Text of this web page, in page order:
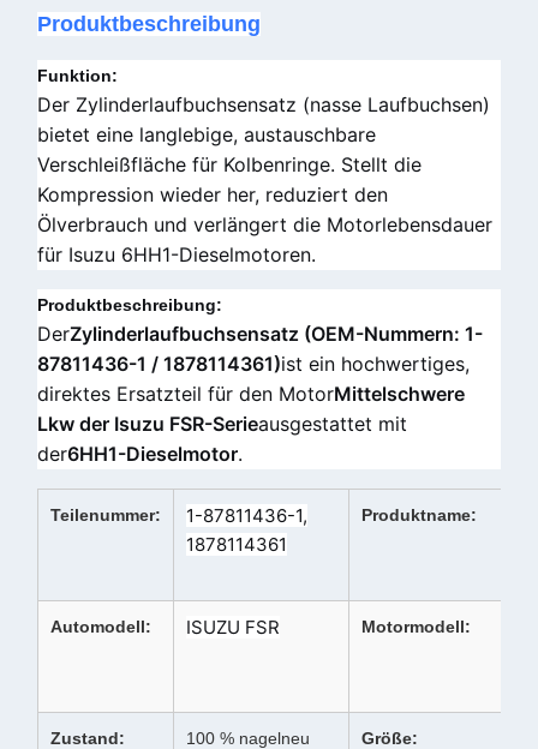
Produktbeschreibung
Funktion:
Der Zylinderlaufbuchsensatz (nasse Laufbuchsen)
bietet eine langlebige, austauschbare
Verschleißfläche für Kolbenringe. Stellt die
Kompression wieder her, reduziert den
Ölverbrauch und verlängert die Motorlebensdauer
für Isuzu 6HH1-Dieselmotoren.
Produktbeschreibung:
DerZylinderlaufbuchsensatz (OEM-Nummern: 1-
87811436-1 / 1878114361)ist ein hochwertiges,
direktes Ersatzteil für den MotorMittelschwere
Lkw der Isuzu FSR-Serieausgestattet mit
der6HH1-Dieselmotor.
Teilenummer:
1-87811436-1,
1878114361
Produktname:
Automodell: ISUZU FSR Motormodell:
Zustand: 100 % nagelneu Größe: